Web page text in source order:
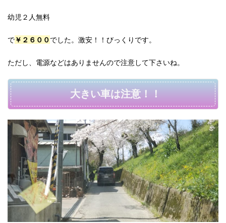
幼児２人無料
で￥２６００でした。激安！！びっくりです。
ただし、電源などはありませんので注意して下さいね。
大きい車は注意！！